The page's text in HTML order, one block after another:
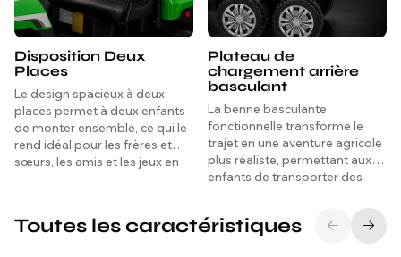
Disposition Deux
Places
Le design spacieux à deux
places permet à deux enfants
de monter ensemble, ce qui le
rend idéal pour les frères et
sœurs, les amis et les jeux en
Plateau de
chargement arrière
basculant
La benne basculante
fonctionnelle transforme le
trajet en une aventure agricole
plus réaliste, permettant aux
enfants de transporter des
Toutes les caractéristiques